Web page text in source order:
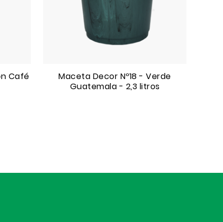
Café
Maceta Decor Nº18 - Verde
Guatemala - 2,3 litros